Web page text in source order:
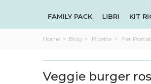
FAMILY PACK LIBRI KIT
Home > Blog > Ricette > Per
Veggie burger